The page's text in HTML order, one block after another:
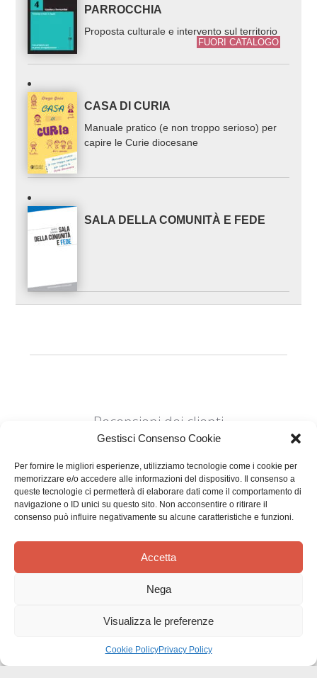
Gestisci Consenso Cookie
Per fornire le migliori esperienze, utilizziamo tecnologie come i cookie per
memorizzare e/o accedere alle informazioni del dispositivo. Il consenso a
queste tecnologie ci permetterà di elaborare dati come il comportamento di
navigazione o ID unici su questo sito. Non acconsentire o ritirare il
consenso può influire negativamente su alcune caratteristiche e funzioni.
Accetta
Nega
Visualizza le preferenze
Cookie PolicyPrivacy Policy
PARROCCHIA
Proposta culturale e intervento sul territorio
FUORI CATALOGO
CASA DI CURIA
Manuale pratico (e non troppo serioso) per
capire le Curie diocesane
SALA DELLA COMUNITÀ E FEDE
Recensioni dei clienti
Siamo in cerca di stelle!
Comunicaci cosa ne pensi
Sii il primo a scrivere una